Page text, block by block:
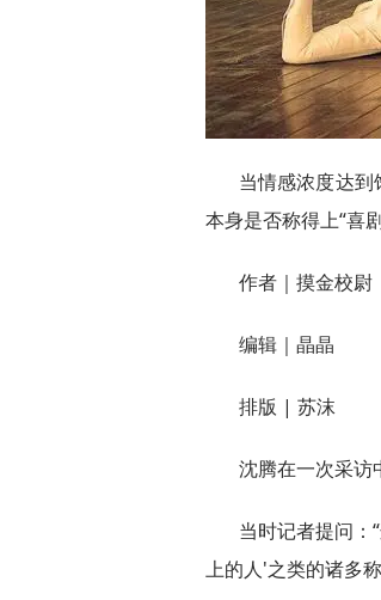
当情感浓度达
本身是否称得上“喜剧
作者｜摸金校尉
编辑｜晶晶
排版 | 苏沫
沈腾在一次采访
当时记者提问
上的人'之类的诸多